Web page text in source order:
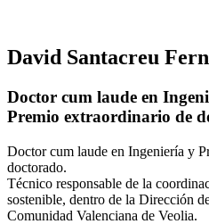
David Santacreu
Doctor cum laude en
Premio extraordinario de
Doctor cum laude en Ingeniería y
doctorado.
Técnico responsable de la
sostenible, dentro de la Dirección
Comunidad Valenciana de Veolia.